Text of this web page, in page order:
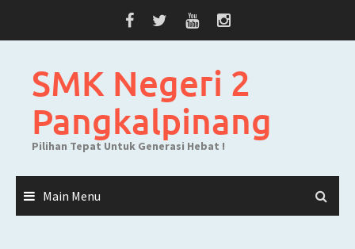
SMK Negeri 2
Pangkalpinang
Pilihan Tepat Untuk Generasi Hebat !
Main Menu